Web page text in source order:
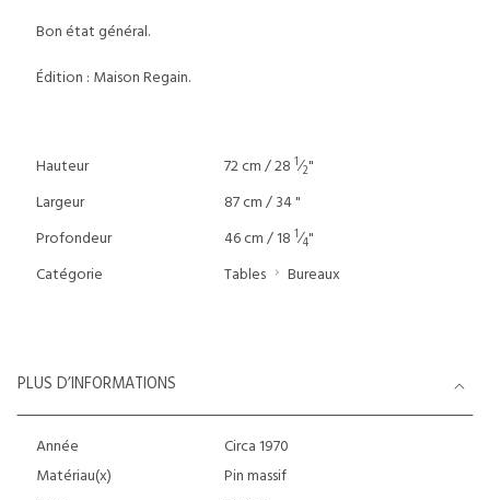
Bon état général.
Édition : Maison Regain.
Hauteur 72 cm / 28 1⁄2"
Largeur
87 cm / 34 "
Profondeur
46 cm / 18 1⁄4"
Catégorie
Tables Bureaux
PLUS D’INFORMATIONS
Année
Circa 1970
Matériau(x)
Pin massif